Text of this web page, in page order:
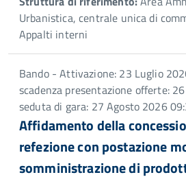
Urbanistica, centrale unica di
Appalti interni
Bando - Attivazione: 23 Luglio
scadenza presentazione offerte:
seduta di gara: 27 Agosto 2026
Affidamento della
refezione con postazione
somministrazione di